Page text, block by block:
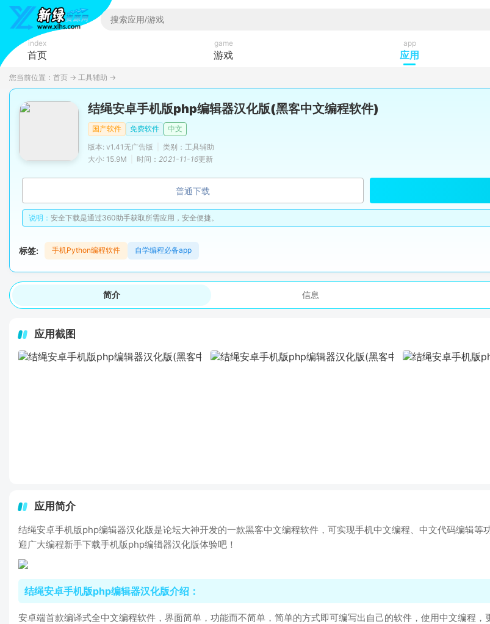
index
首页
game
游戏
app
应用
您当前位置： 首页 → 工具辅助 →
结绳安卓手机版php编辑器汉化版(黑客中文编程软件)
国产软件 免费软件
中文
版本: v1.41无广告版
类别：工具辅助
大小: 15.9M
时间： 2021-11-16更新
普通下载
说明： 安全下载是通过360助手获取所需应用，安全便捷。
标签: 手机Python编程软件 自学编程必备app
简介 信息
应用截图
应用简介
结绳安卓手机版php编辑器汉化版是论坛大神开发的一款黑客中文编程软件，可实现手机中文编程、中文代码编辑
迎广大编程新手下载手机版php编辑器汉化版体验吧！
结绳安卓手机版php编辑器汉化版介绍：
安卓端首款编译式全中文编程软件，界面简单，功能而不简单，简单的方式即可编写出自己的软件，使用中文编程